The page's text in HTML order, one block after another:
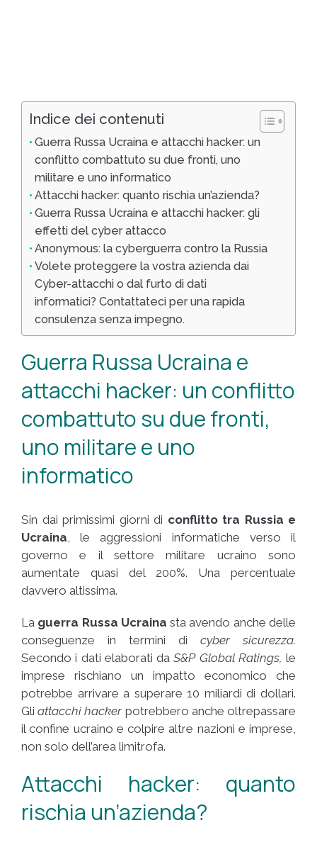
Indice dei contenuti
Guerra Russa Ucraina e attacchi hacker: un
conflitto combattuto su due fronti, uno
militare e uno informatico
Attacchi hacker: quanto rischia un’azienda?
Guerra Russa Ucraina e attacchi hacker: gli
effetti del cyber attacco
Anonymous: la cyberguerra contro la Russia
Volete proteggere la vostra azienda dai
Cyber-attacchi o dal furto di dati
informatici? Contattateci per una rapida
consulenza senza impegno.
Guerra Russa Ucraina e
attacchi hacker: un conflitto
combattuto su due fronti,
uno militare e uno
informatico
Sin dai primissimi giorni di conflitto tra Russia e
Ucraina , le aggressioni informatiche verso il
governo e il settore militare ucraino sono
aumentate quasi del 200%. Una percentuale
davvero altissima.
La guerra Russa Ucraina sta avendo anche delle
conseguenze in termini di cyber sicurezza.
Secondo i dati elaborati daS&P Global Ratings, le
imprese rischiano un impatto economico che
potrebbe arrivare a superare 10 miliardi di dollari.
Gliattacchi hackerpotrebbero anche oltrepassare
il confine ucraino e colpire altre nazioni e imprese,
non solo dell’area limitrofa.
Attacchi hacker: quanto
rischia un’azienda?